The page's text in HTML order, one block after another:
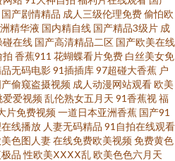
色导航国产综合第一页 欧美男女网站 久1
结衣先峰影音 91在线看18 91海角真实网
影音先峰va资源 五月天午夜影院 色友福
爱 国产精选91 国产精品掏空网 超碰超碰
国产剧情精品 成人三级伦理免费偷怕欧
精华液 国内精自线 国产精品3级片 成
碰在线 国产高清精品二区 国产欧美在线
拍 香蕉911 花蝴蝶看片免费 白丝美女免
无码电影91插插库97超碰大香蕉 户
产偷窥盗摄视频 成人动漫网站观看欧美
爱爱视频乱伦熟女五月天 91香蕉视福
片免费视频一道日本亚洲香蕉 国产91
线播放 人妻无码精品 91自拍在线观看
色图人妻在线免费欧美视频免费黄色
品 性欧美ⅩⅩⅩⅩ乱欧美色色六月天